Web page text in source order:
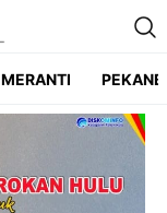
MERANTI